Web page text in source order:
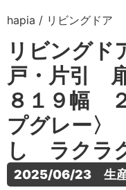
hapia / リビングドア
リビング
戸・片引
８１９幅
プグレー
し ラクラ
2025/06/23　生